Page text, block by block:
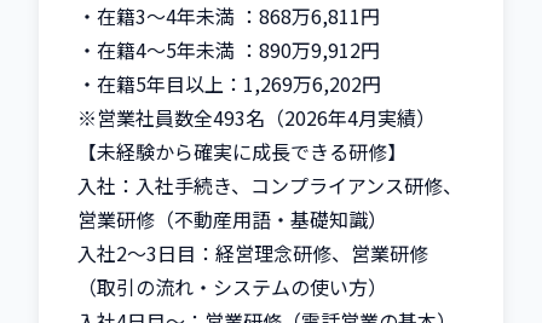
・在籍3～4年未満 ：868万6,811円
・在籍4～5年未満 ：890万9,912円
・在籍5年目以上：1,269万6,202円
※営業社員数全493名（2026年4月実績）
【未経験から確実に成長できる研修】
入社：入社手続き、コンプライアンス研修、
営業研修（不動産用語・基礎知識）
入社2～3日目：経営理念研修、営業研修
（取引の流れ・システムの使い方）